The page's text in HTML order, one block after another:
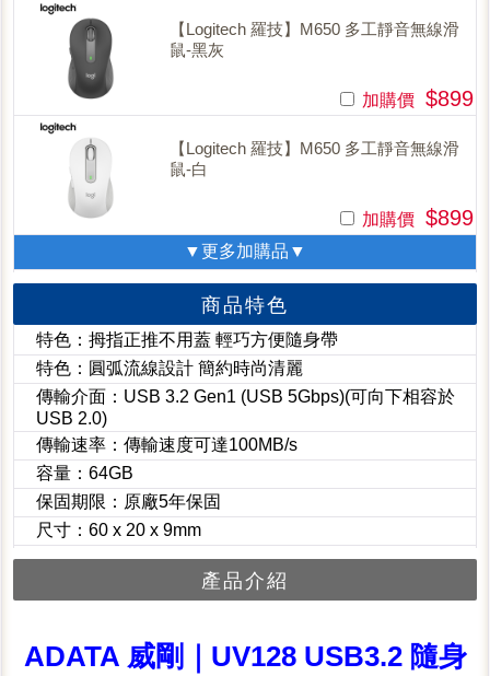
【Logitech 羅技】M650 多工靜音無線滑
鼠-黑灰
加購價 $899
【Logitech 羅技】M650 多工靜音無線滑
鼠-白
加購價 $899
▼更多加購品▼
商品特色
特色：拇指正推不用蓋 輕巧方便隨身帶
特色：圓弧流線設計 簡約時尚清麗
傳輸介面：USB 3.2 Gen1 (USB 5Gbps)(可向下相容於
USB 2.0)
傳輸速率：傳輸速度可達100MB/s
容量：64GB
保固期限：原廠5年保固
尺寸：60 x 20 x 9mm
產品介紹
ADATA 威剛｜UV128 USB3.2 隨身